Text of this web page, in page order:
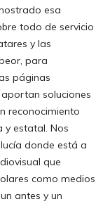
esa
todo de servicio
y las
para
páginas
soluciones
reconocimiento
y estatal. Nos
donde está a
que
como medios
antes y un